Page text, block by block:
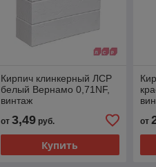
Кирпич клинкерный ЛСР
белый Вернамо 0,71NF,
винтаж
от 3,49руб.
Купить
от